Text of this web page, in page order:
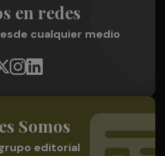
en redes
cualquier medio
Somos
editorial